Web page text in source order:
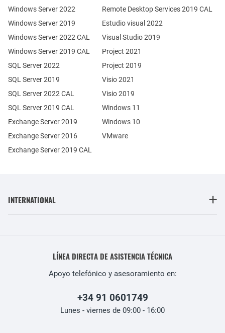
Windows Server 2022
Windows Server 2019
Exchange Server 2019
Exchange Server 2016
SQL Server 2022
SQL Server 2019
Windows Server 2022 CAL
Windows Server 2019 CAL
SQL Server 2022 CAL
SQL Server 2019 CAL
Remote Desktop Services 2019 CAL
Exchange Server 2019 CAL
Estudio visual 2022
Visual Studio 2019
Project 2021
Project 2019
Visio 2021
Visio 2019
Windows 11
Windows 10
VMware
INTERNATIONAL
LÍNEA DIRECTA DE ASISTENCIA TÉCNICA
Apoyo telefónico y asesoramiento en:
+34 91 0601749
Lunes - viernes de 09:00 - 16:00